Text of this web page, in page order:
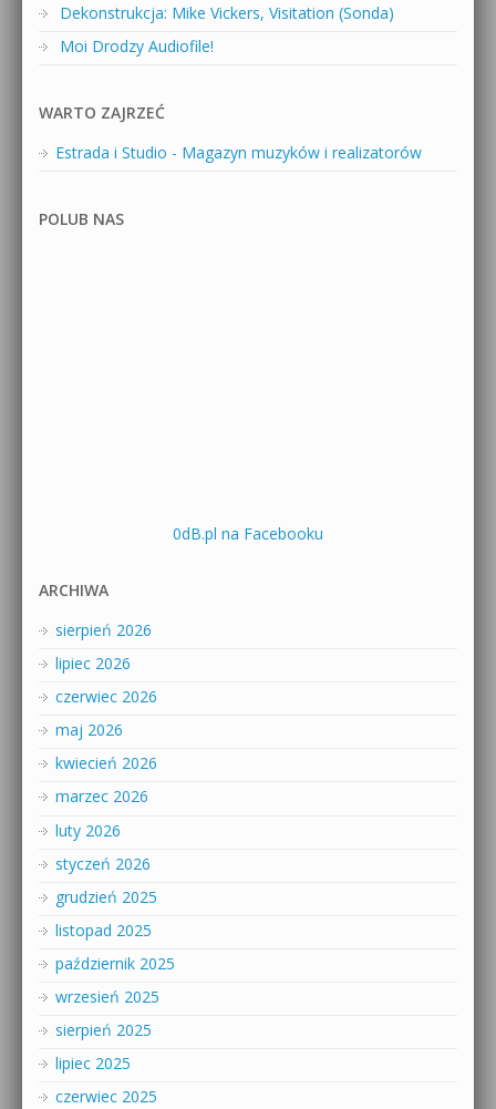
Dekonstrukcja: Mike Vickers, Visitation (Sonda)
Moi Drodzy Audiofile!
WARTO ZAJRZEĆ
Estrada i Studio - Magazyn muzyków i realizatorów
POLUB NAS
0dB.pl na Facebooku
ARCHIWA
sierpień 2026
lipiec 2026
czerwiec 2026
maj 2026
kwiecień 2026
marzec 2026
luty 2026
styczeń 2026
grudzień 2025
listopad 2025
październik 2025
wrzesień 2025
sierpień 2025
lipiec 2025
czerwiec 2025